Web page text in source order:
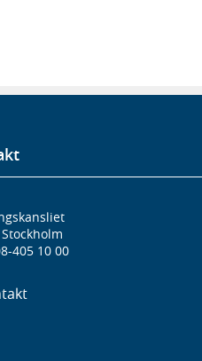
405 10 00